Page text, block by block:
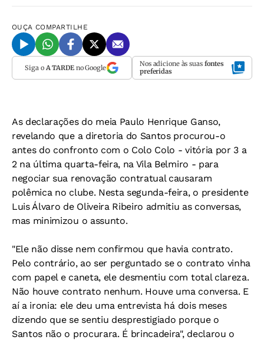
OUÇA COMPARTILHE
Siga o A TARDEno Google Nos adicione às suas fontes
preferidas
As declarações do meia Paulo Henrique Ganso,
revelando que a diretoria do Santos procurou-o
antes do confronto com o Colo Colo - vitória por 3 a
2 na última quarta-feira, na Vila Belmiro - para
negociar sua renovação contratual causaram
polêmica no clube. Nesta segunda-feira, o presidente
Luis Álvaro de Oliveira Ribeiro admitiu as conversas,
mas minimizou o assunto.
"Ele não disse nem confirmou que havia contrato.
Pelo contrário, ao ser perguntado se o contrato vinha
com papel e caneta, ele desmentiu com total clareza.
Não houve contrato nenhum. Houve uma conversa. E
aí a ironia: ele deu uma entrevista há dois meses
dizendo que se sentiu desprestigiado porque o
Santos não o procurara. É brincadeira", declarou o